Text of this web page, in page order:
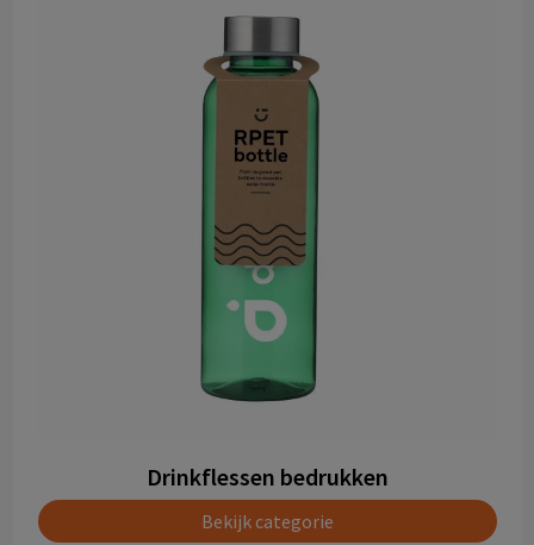
Drinkflessen bedrukken
Bekijk categorie